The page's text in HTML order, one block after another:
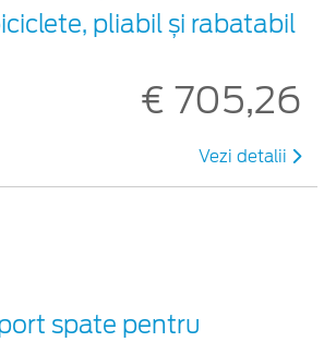
pliabil și rabatabil
€ 705,26
Vezi detalii
spate pentru